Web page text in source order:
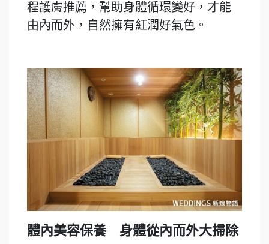
程護膚推薦，幫助身體循環變好，才能
由內而外，自然擁有紅潤好氣色。
體內美容保養 身體從內而外大掃除